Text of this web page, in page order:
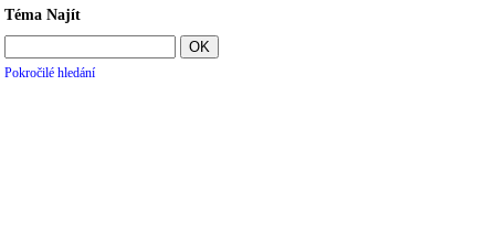
Téma Najít
Pokročilé hledání